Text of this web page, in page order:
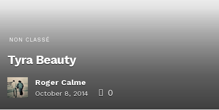
NON CLASSÉ
Tyra Beauty
Roger Calme
October 8, 2014 0